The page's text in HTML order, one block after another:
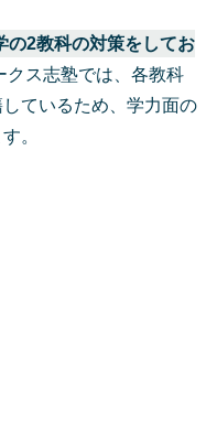
の2教科の対策をしてお
クス志塾では、各教科
ているため、学力面の
。